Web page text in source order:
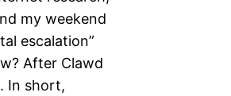
my weekend
escalation”
After Clawd
In short,